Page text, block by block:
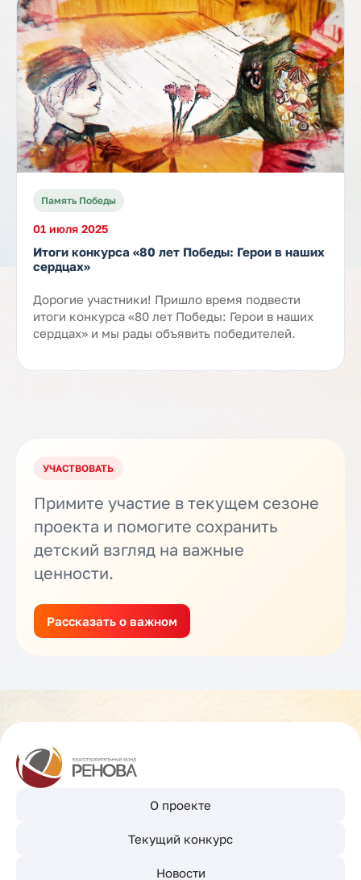
Память Победы
01 июля 2025
Итоги конкурса «80 лет Победы: Герои в наших
сердцах»
Дорогие участники! Пришло время подвести
итоги конкурса «80 лет Победы: Герои в наших
сердцах» и мы рады объявить победителей.
УЧАСТВОВАТЬ
Примите участие в текущем сезоне
проекта и помогите сохранить
детский взгляд на важные
ценности.
Рассказать о важном
О проекте
Текущий конкурс
Новости